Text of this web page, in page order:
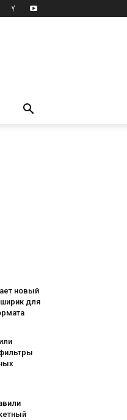
новый
для